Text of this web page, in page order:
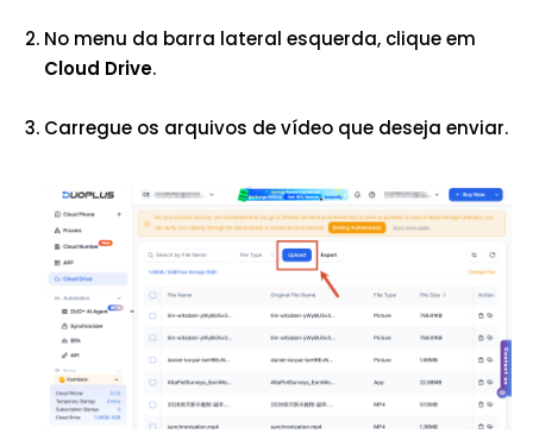
No menu da barra lateral esquerda, clique em
Cloud Drive.
Carregue os arquivos de vídeo que deseja enviar.